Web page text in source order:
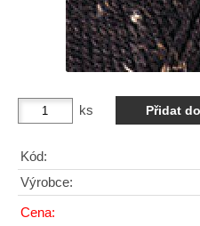
ks
Kód:
Výrobce:
Cena: